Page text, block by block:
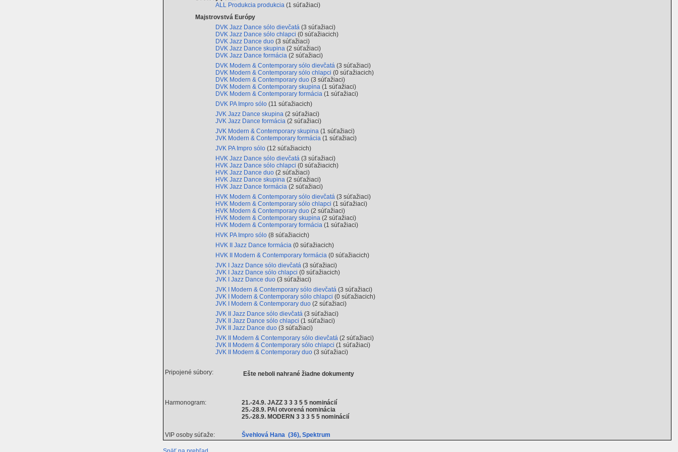
ALL Produkcia produkcia (1 súťažiaci)
Majstrovstvá Európy
DVK Jazz Dance sólo dievčatá (3 súťažiaci)
DVK Jazz Dance sólo chlapci (0 súťažiacich)
DVK Jazz Dance duo (3 súťažiaci)
DVK Jazz Dance skupina (2 súťažiaci)
DVK Jazz Dance formácia (2 súťažiaci)
DVK Modern & Contemporary sólo dievčatá (3 súťažiaci)
DVK Modern & Contemporary sólo chlapci (0 súťažiacich)
DVK Modern & Contemporary duo (3 súťažiaci)
DVK Modern & Contemporary skupina (1 súťažiaci)
DVK Modern & Contemporary formácia (1 súťažiaci)
DVK PA Impro sólo (11 súťažiacich)
JVK Jazz Dance skupina (2 súťažiaci)
JVK Jazz Dance formácia (2 súťažiaci)
JVK Modern & Contemporary skupina (1 súťažiaci)
JVK Modern & Contemporary formácia (1 súťažiaci)
JVK PA Impro sólo (12 súťažiacich)
HVK Jazz Dance sólo dievčatá (3 súťažiaci)
HVK Jazz Dance sólo chlapci (0 súťažiacich)
HVK Jazz Dance duo (2 súťažiaci)
HVK Jazz Dance skupina (2 súťažiaci)
HVK Jazz Dance formácia (2 súťažiaci)
HVK Modern & Contemporary sólo dievčatá (3 súťažiaci)
HVK Modern & Contemporary sólo chlapci (1 súťažiaci)
HVK Modern & Contemporary duo (2 súťažiaci)
HVK Modern & Contemporary skupina (2 súťažiaci)
HVK Modern & Contemporary formácia (1 súťažiaci)
HVK PA Impro sólo (8 súťažiacich)
HVK II Jazz Dance formácia (0 súťažiacich)
HVK II Modern & Contemporary formácia (0 súťažiacich)
JVK I Jazz Dance sólo dievčatá (3 súťažiaci)
JVK I Jazz Dance sólo chlapci (0 súťažiacich)
JVK I Jazz Dance duo (3 súťažiaci)
JVK I Modern & Contemporary sólo dievčatá (3 súťažiaci)
JVK I Modern & Contemporary sólo chlapci (0 súťažiacich)
JVK I Modern & Contemporary duo (2 súťažiaci)
JVK II Jazz Dance sólo dievčatá (3 súťažiaci)
JVK II Jazz Dance sólo chlapci (1 súťažiaci)
JVK II Jazz Dance duo (3 súťažiaci)
JVK II Modern & Contemporary sólo dievčatá (2 súťažiaci)
JVK II Modern & Contemporary sólo chlapci (1 súťažiaci)
JVK II Modern & Contemporary duo (3 súťažiaci)
Pripojené súbory: Ešte neboli nahrané žiadne dokumenty
Harmonogram:
21.-24.9. JAZZ 3 3 3 5 5 nominácií
25.-28.9. PAI otvorená nominácia
25.-28.9. MODERN 3 3 3 5 5 nominácií
VIP osoby súťaže: Švehlová Hana (36), Spektrum